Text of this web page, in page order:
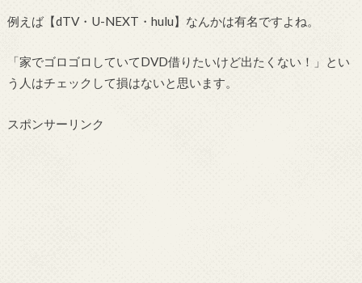
例えば【dTV・U-NEXT・hulu】なんかは有名ですよね。
「家でゴロゴロしていてDVD借りたいけど出たくない！」とい
う人はチェックして損はないと思います。
スポンサーリンク